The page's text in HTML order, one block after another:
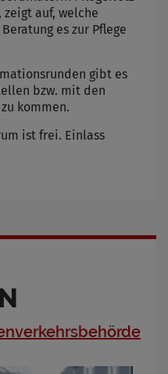
zeigt auf, welche
es zur Pflege
gibt es
bzw. mit den
kommen.
ist frei. Einlass